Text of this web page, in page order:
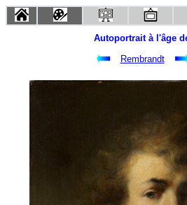
Autoportrait à l'âge
Rembrandt